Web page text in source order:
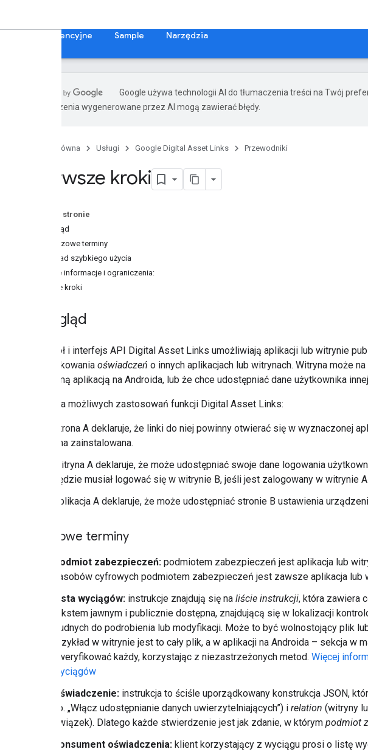
Materiały referencyjne Sample Narzędzia
Google używa technologii AI do tłumaczenia treści na Twój
Tłumaczenia wygenerowane przez AI mogą zawierać błędy.
Strona główna Usługi Google Digital Asset Links Przewodniki
Pierwsze kroki
Na tej stronie
Przegląd
Kluczowe terminy
Przykład szybkiego użycia
Ważne informacje i ograniczenia:
Dalsze kroki
Przegląd
Protokół i interfejs API Digital Asset Links umożliwiają aplikacji lub witrynie
zweryfikowania oświadczeń o innych aplikacjach lub witrynach. Witryna może
konkretną aplikacją na Androida, lub że chce udostępniać dane użytkownika
Oto kilka możliwych zastosowań funkcji Digital Asset Links:
Strona A deklaruje, że linki do niej powinny otwierać się w wyznaczonej
ona zainstalowana.
Witryna A deklaruje, że może udostępniać swoje dane logowania
będzie musiał logować się w witrynie B, jeśli jest zalogowany w witrynie A.
Aplikacja A deklaruje, że może udostępniać stronie B ustawienia
Kluczowe terminy
Podmiot zabezpieczeń: podmiotem zabezpieczeń jest aplikacja lub
zasobów cyfrowych podmiotem zabezpieczeń jest zawsze aplikacja lub
Lista wyciągów: instrukcje znajdują się na liście instrukcji, która zawiera
tekstem jawnym i publicznie dostępna, znajdującą się w lokalizacji
trudnych do podrobienia lub modyfikacji. Może to być wolnostojący plik
przykład w witrynie jest to cały plik, a w aplikacji na Androida – sekcja
i weryfikować każdy, korzystając z niezastrzeżonych metod. Więcej
wyciągów
Oświadczenie: instrukcja to ściśle uporządkowany konstrukcja JSON,
np. „Włącz udostępnianie danych uwierzytelniających”) i relation (witryny
związek). Dlatego każde stwierdzenie jest jak zdanie, w którym podmiot
Konsument oświadczenia: klient korzystający z wyciągu prosi o listę